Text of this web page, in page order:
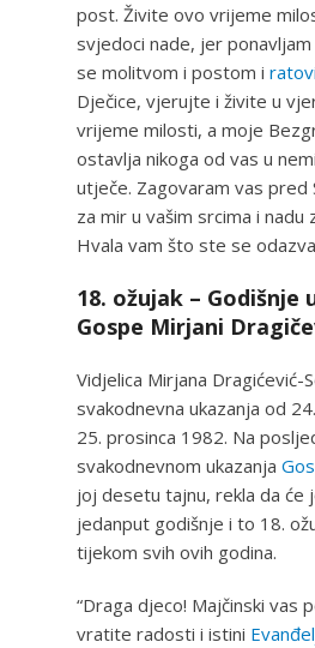
post. Živite ovo vrijeme
svjedoci nade, jer
se molitvom i postom i ratovi
Dječice, vjerujte i živite u
vrijeme milosti, a moje
ostavlja nikoga od vas u
utječe. Zagovaram vas pred
za mir u vašim srcima i nadu
Hvala vam što ste se
18. ožujak – Godišnje
Gospe Mirjani
Vidjelica Mirjana Dragićević-
svakodnevna ukazanja od
25. prosinca 1982. Na
svakodnevnom ukazanja
joj desetu tajnu, rekla da će
jedanput godišnje i to 18.
tijekom svih ovih godina.
“Draga djeco! Majčinski vas
vratite radosti i istini